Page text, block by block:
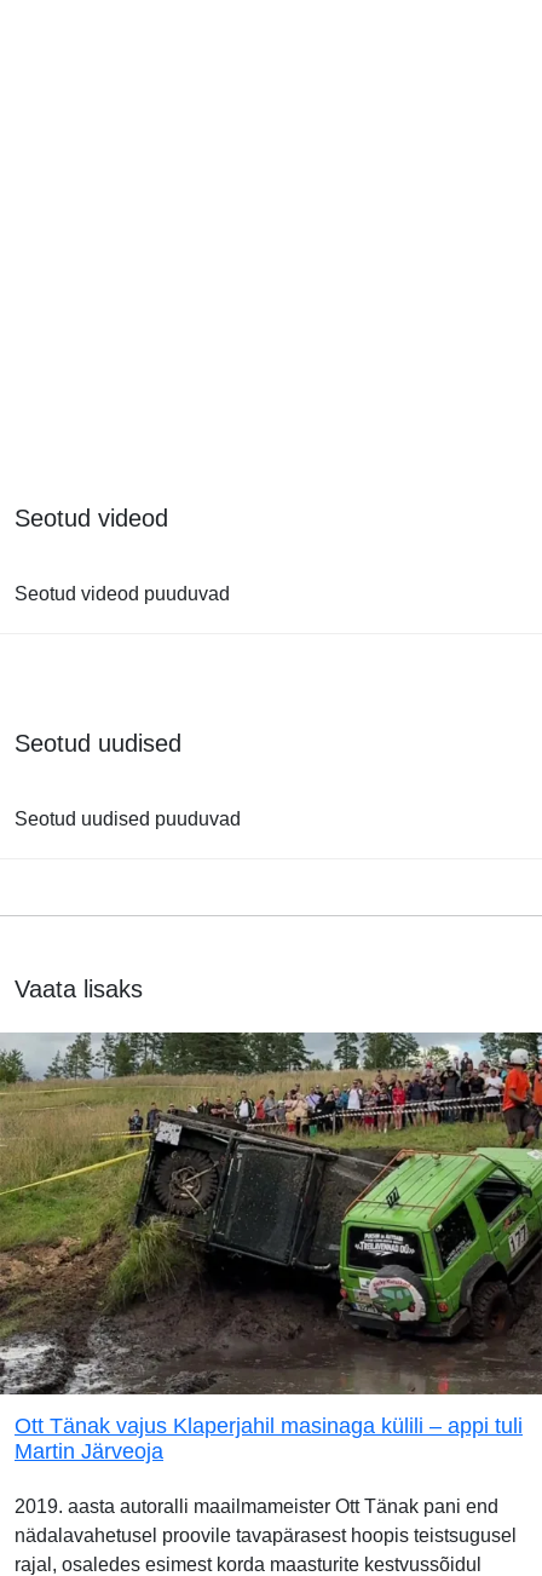
Seotud videod
Seotud videod puuduvad
Seotud uudised
Seotud uudised puuduvad
Vaata lisaks
Ott Tänak vajus Klaperjahil masinaga külili – appi tuli
Martin Järveoja
2019. aasta autoralli maailmameister Ott Tänak pani end
nädalavahetusel proovile tavapärasest hoopis teistsugusel
rajal, osaledes esimest korda maasturite kestvussõidul